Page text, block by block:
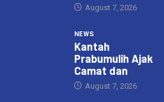
August 7, 2026
NEWS
Kantah
Prabumulih Ajak
Camat dan
August 7, 2026